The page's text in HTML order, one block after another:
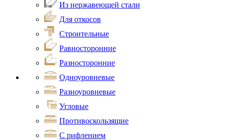
Из нержавеющей стали
Для откосов
Строительные
Равносторонние
Разносторонние
Одноуровневые
Разноуровневые
Угловые
Противоскользящие
С рифлением